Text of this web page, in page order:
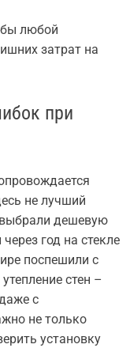
любой
затрат на
при
не лучший
дешевую
год на стекле
поспешили с
стен –
с
не только
установку